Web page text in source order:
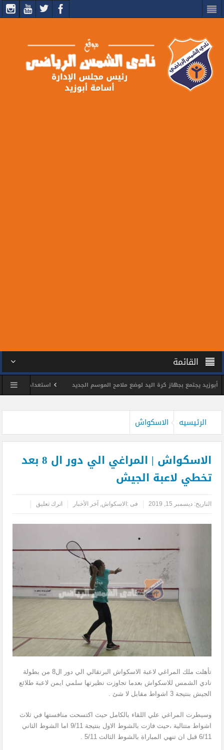
القائمة
يجتمع بجهاز كرة اليد لوضع ملامح الموسم الجديد
استعدادًا للمونديال..
الرئيسيه الاسكواش
الاسكواش | المراغي الي دور ال 8 بعد
تخطي لاعبة الجيش
التاريخ:ديسمبر 15, 2019 فى : الاسكواش, آخر الأخبار اترك تعليق
تأهلت ملك المراغي لاعبة الاسكواش البرتقالي الي دور ال8 من بطولة
نادي الشمس للاسكواش بعدما تجاوزت نظيرتها سلمي ايمن لاعبة طلائع
الجيش بنتيجة 3 اشواط مقابل لا شئ .
وسيطرت المراغي علي اللقاء بالكامل حيث اكتسحت منافستها في ثلاث
اشواط متتالية ،حيث فازت بالشوط الاول بنتيجة 9/11 اما الشوط الثاني
6/11 قبل ان تنهي المباراة بالشوط الثالث 5/11 .